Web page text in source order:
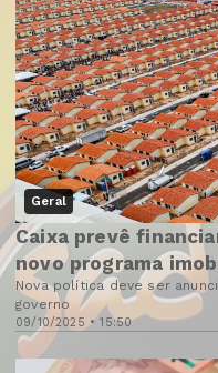
Geral
09/10/2025 • 15:50
Caixa prevê
novo programa
Nova política deve ser
governo